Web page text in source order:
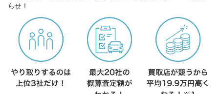
らせ！